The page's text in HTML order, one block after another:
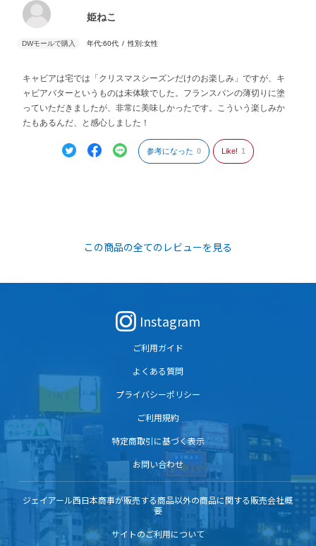
姫ねこ
年代:60代 性別:女性
キャビアは宅では「クリスマスシーズンだけのお楽しみ」ですが、キ
ャビアバターというものは未体験でした。フランスパンの薄切りに塗
っていただきましたが、非常に美味しかったです。こういう楽しみか
たもあるんだ、と感心しました！
参考になった 0 Like! 1
この商品の全てのレビューを見る
Instagram
ご利用ガイド
よくある質問
プライバシーポリシー
ご利用規約
特定商取引に基づく表示
お問い合わせ
ジェイアール西日本商事が販売する商品以外の商品に関する販売会社概
要
サイトのご利用について